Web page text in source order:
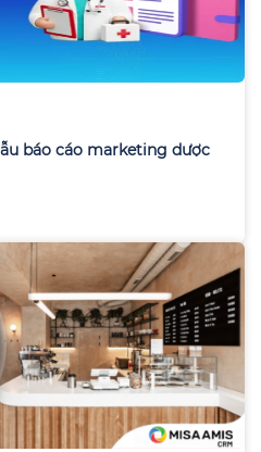
báo cáo marketing dược